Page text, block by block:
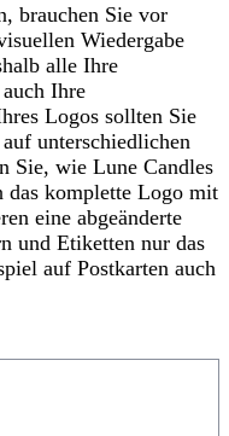
brauchen Sie vor
Wiedergabe
alle Ihre
Ihre
Logos sollten Sie
unterschiedlichen
Sie, wie Lune Candles
das komplette Logo mit
eine abgeänderte
und Etiketten nur das
auf Postkarten auch